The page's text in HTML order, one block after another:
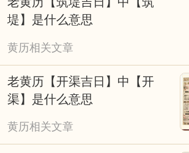
堤】是什么意思
黄历相关文章
老黄历【开渠吉日】中【开
渠】是什么意思
黄历相关文章